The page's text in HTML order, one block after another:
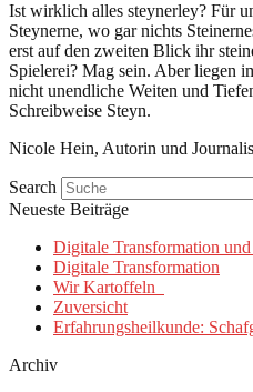
Ist wirklich alles steynerley? Für
Steynerne, wo gar nichts
erst auf den zweiten Blick ihr
Spielerei? Mag sein. Aber liegen
nicht unendliche Weiten und
Schreibweise Steyn.
Nicole Hein, Autorin und
Search
Neueste Beiträge
Digitale Transformation und
Digitale Transformation
Wir Kartoffeln
Zuversicht
Erfahrungsheilkunde:
Archiv